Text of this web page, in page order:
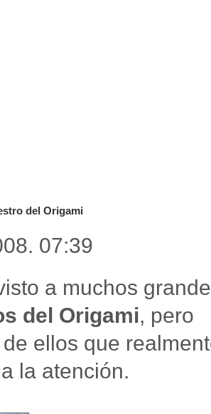
del Origami
07:39
a muchos
del Origami, pero
ellos que
la atención.